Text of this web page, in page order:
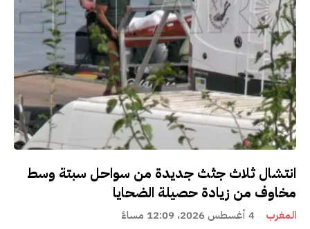
انتشال ثلاث جثث جديدة من سواحل سبتة وسط
مخاوف من زيادة حصيلة الضحايا
المغرب 4 أغسطس 2026، 12:09 مساءً